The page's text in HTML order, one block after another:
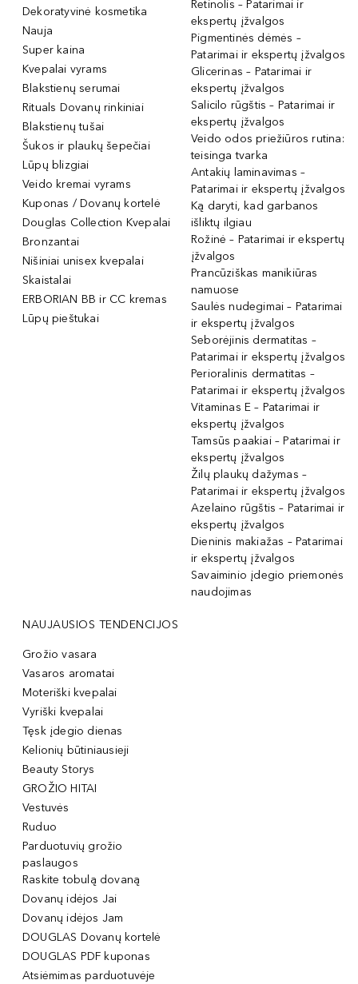
Dekoratyvinė kosmetika
Nauja
Super kaina
Kvepalai vyrams
Blakstienų serumai
Rituals Dovanų rinkiniai
Blakstienų tušai
Šukos ir plaukų šepečiai
Lūpų blizgiai
Veido kremai vyrams
Kuponas / Dovanų kortelė
Douglas Collection Kvepalai
Bronzantai
Nišiniai unisex kvepalai
Skaistalai
ERBORIAN BB ir CC kremas
Lūpų pieštukai
Retinolis – Patarimai ir
ekspertų įžvalgos
Pigmentinės dėmės –
Patarimai ir ekspertų įžvalgos
Glicerinas – Patarimai ir
ekspertų įžvalgos
Salicilo rūgštis – Patarimai ir
ekspertų įžvalgos
Veido odos priežiūros rutina:
teisinga tvarka
Antakių laminavimas –
Patarimai ir ekspertų įžvalgos
Ką daryti, kad garbanos
išliktų ilgiau
Rožinė – Patarimai ir ekspertų
įžvalgos
Prancūziškas manikiūras
namuose
Saulės nudegimai – Patarimai
ir ekspertų įžvalgos
Seborėjinis dermatitas –
Patarimai ir ekspertų įžvalgos
Perioralinis dermatitas –
Patarimai ir ekspertų įžvalgos
Vitaminas E – Patarimai ir
ekspertų įžvalgos
Tamsūs paakiai – Patarimai ir
ekspertų įžvalgos
Žilų plaukų dažymas –
Patarimai ir ekspertų įžvalgos
Azelaino rūgštis – Patarimai ir
ekspertų įžvalgos
Dieninis makiažas – Patarimai
ir ekspertų įžvalgos
Savaiminio įdegio priemonės
naudojimas
NAUJAUSIOS TENDENCIJOS
Grožio vasara
Vasaros aromatai
Moteriški kvepalai
Vyriški kvepalai
Tęsk įdegio dienas
Kelionių būtiniausieji
Beauty Storys
GROŽIO HITAI
Vestuvės
Ruduo
Parduotuvių grožio
paslaugos
Raskite tobulą dovaną
Dovanų idėjos Jai
Dovanų idėjos Jam
DOUGLAS Dovanų kortelė
DOUGLAS PDF kuponas
Atsiėmimas parduotuvėje